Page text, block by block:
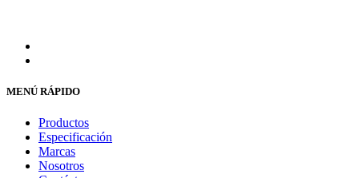
MENÚ RÁPIDO
Productos
Especificación
Marcas
Nosotros